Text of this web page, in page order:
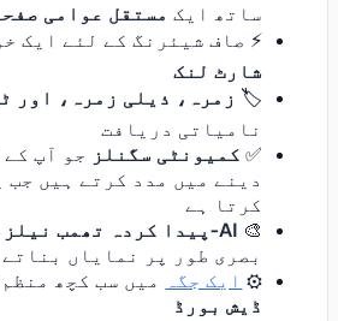
ساتھ ایکمستقل عوامی صفحہ
⚡ صاف شیئرنگ کے لئے ایک
شارٹ لنک
🏷️زمرہ، ذیلی زمرہ، اور
نامیاتی دریافت
✅کمیونٹی سگنلزجو آپ کے
دینے میں مدد کرتے ہیں جب
کرتا ہے
🎨AI-پیدا کردہ تھمب نیلز
بصری طور پر نمایاں بناتے
⚙️ایک جگہمیں سب کچھ منظم
ڈیش بورڈ